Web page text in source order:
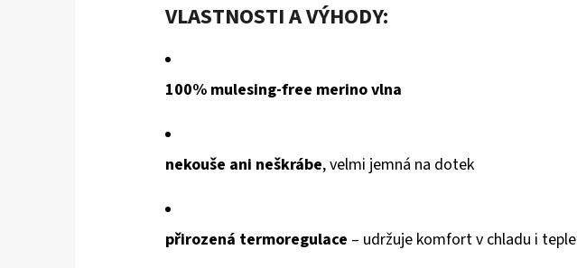
VLASTNOSTI A VÝHODY:
100% mulesing-free merino vlna
nekouše ani neškrábe, velmi jemná na dotek
přirozená termoregulace – udržuje komfort v chladu i teple